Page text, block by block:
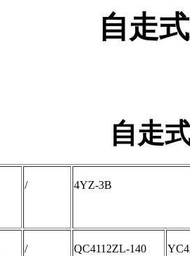
自走
自走
/ 4YZ-3B
/ QC4112ZL-140